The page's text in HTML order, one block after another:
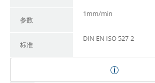
参数
1mm/min
标准
DIN EN ISO 527-2